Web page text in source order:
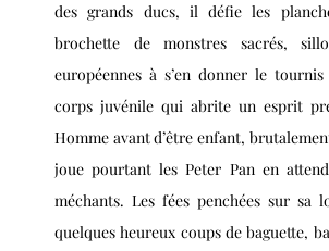
des grands ducs, il défie les
brochette de monstres sacrés,
européennes à s’en donner le
corps juvénile qui abrite un esprit
Homme avant d’être enfant,
joue pourtant les Peter Pan en
méchants. Les fées penchées sur sa
quelques heureux coups de baguette,